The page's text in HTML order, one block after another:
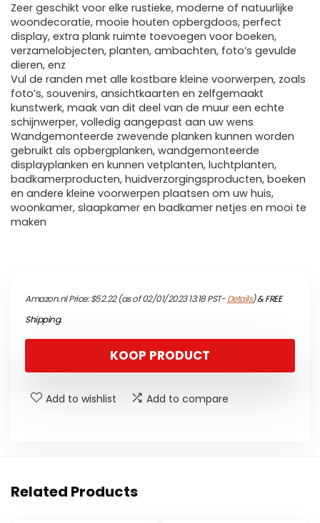
Zeer geschikt voor elke rustieke, moderne of natuurlijke
woondecoratie, mooie houten opbergdoos, perfect
display, extra plank ruimte toevoegen voor boeken,
verzamelobjecten, planten, ambachten, foto’s gevulde
dieren, enz
Vul de randen met alle kostbare kleine voorwerpen, zoals
foto’s, souvenirs, ansichtkaarten en zelfgemaakt
kunstwerk, maak van dit deel van de muur een echte
schijnwerper, volledig aangepast aan uw wens
Wandgemonteerde zwevende planken kunnen worden
gebruikt als opbergplanken, wandgemonteerde
displayplanken en kunnen vetplanten, luchtplanten,
badkamerproducten, huidverzorgingsproducten, boeken
en andere kleine voorwerpen plaatsen om uw huis,
woonkamer, slaapkamer en badkamer netjes en mooi te
maken
Amazon.nl Price:$52.22(as of 02/01/2023 13:18 PST-Details)&FREE
Shipping.
KOOP PRODUCT
Add to wishlist Add to compare
Related Products